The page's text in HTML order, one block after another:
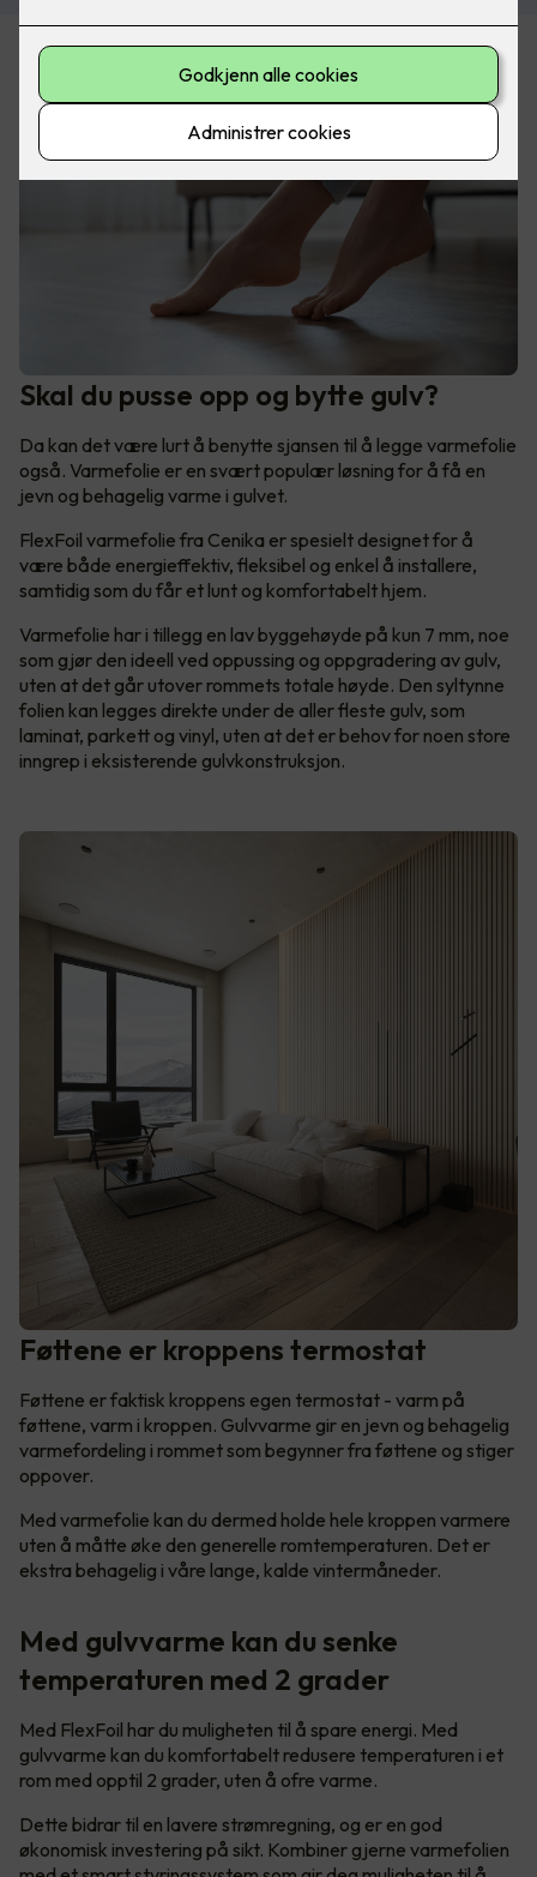
Skal du pusse opp og bytte gulv?
Da kan det være lurt å benytte sjansen til å legge varmefolie
også. Varmefolie er en svært populær løsning for å få en
jevn og behagelig varme i gulvet.
FlexFoil varmefolie fra Cenika er spesielt designet for å
være både energieffektiv, fleksibel og enkel å installere,
samtidig som du får et lunt og komfortabelt hjem.
Varmefolie har i tillegg en lav byggehøyde på kun 7 mm, noe
som gjør den ideell ved oppussing og oppgradering av gulv,
uten at det går utover rommets totale høyde. Den syltynne
folien kan legges direkte under de aller fleste gulv, som
laminat, parkett og vinyl, uten at det er behov for noen store
inngrep i eksisterende gulvkonstruksjon.
Føttene er kroppens termostat
Føttene er faktisk kroppens egen termostat - varm på
føttene, varm i kroppen. Gulvvarme gir en jevn og behagelig
varmefordeling i rommet som begynner fra føttene og stiger
oppover.
Med varmefolie kan du dermed holde hele kroppen varmere
uten å måtte øke den generelle romtemperaturen. Det er
ekstra behagelig i våre lange, kalde vintermåneder.
Med gulvvarme kan du senke
temperaturen med 2 grader
Med FlexFoil har du muligheten til å spare energi. Med
gulvvarme kan du komfortabelt redusere temperaturen i et
rom med opptil 2 grader, uten å ofre varme.
Dette bidrar til en lavere strømregning, og er en god
økonomisk investering på sikt. Kombiner gjerne varmefolien